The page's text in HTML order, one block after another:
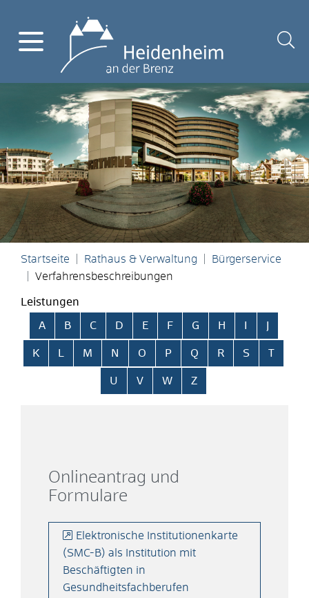
Startseite Rathaus & Verwaltung
Bürgerservice
Verfahrensbeschreibungen
Leistungen
Alphabetisches Register überspringen
A B C D E F G H
K L M N O P Q R S T
U V W Z
Onlineantrag und
Formulare
Elektronische Institutionenkarte
(SMC-B) als Institution mit
Beschäftigten in
Gesundheitsfachberufen